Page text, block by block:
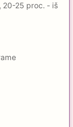
20-25 proc. - iš